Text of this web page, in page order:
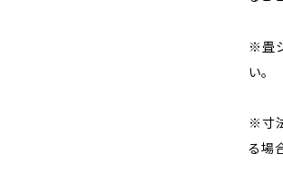
※畳
い。
※寸
る場